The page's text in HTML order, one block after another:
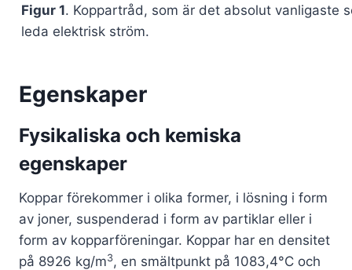
Figur 1. Koppartråd, som är det absolut vanligaste
leda elektrisk ström.
Egenskaper
Fysikaliska och kemiska
egenskaper
Koppar förekommer i olika former, i lösning i form
av joner, suspenderad i form av partiklar eller i
form av kopparföreningar. Koppar har en densitet
på 8926 kg/m3, en smältpunkt på 1083,4°C och